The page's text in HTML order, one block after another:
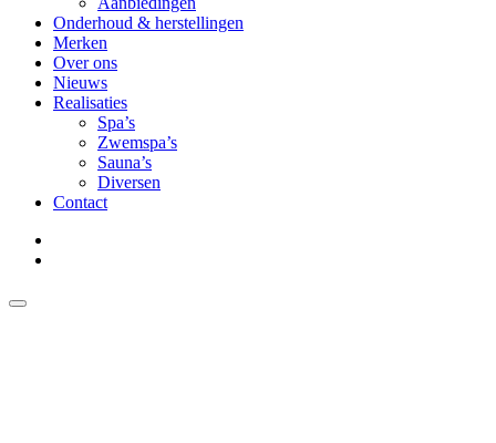
Onderhoud & herstellingen
Merken
Over ons
Nieuws
Realisaties
Spa’s
Zwemspa’s
Sauna’s
Diversen
Contact